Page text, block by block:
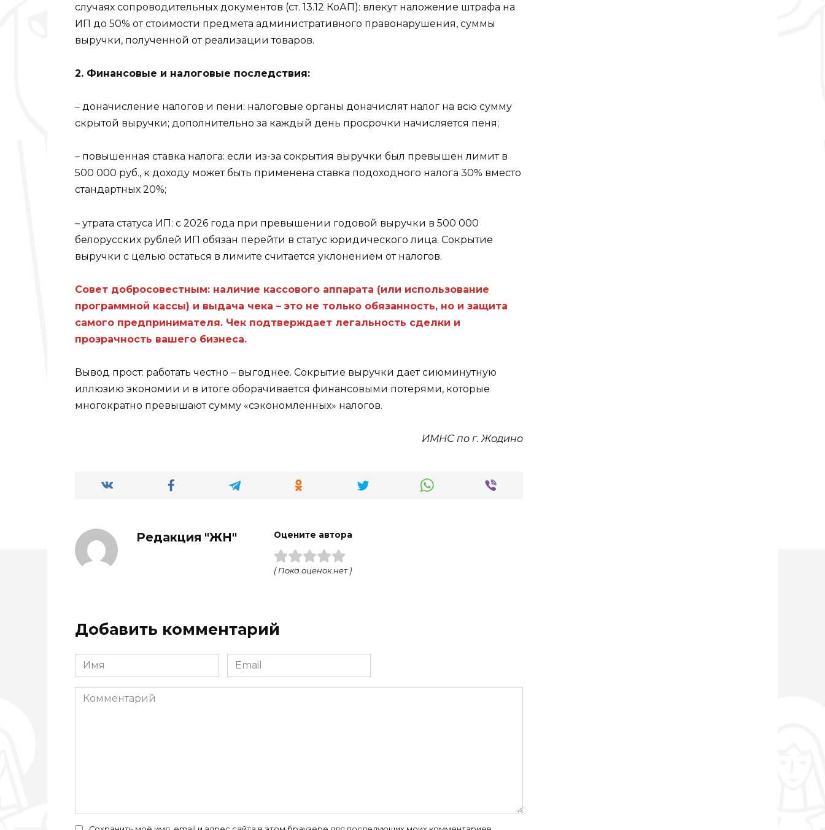
случаях сопроводительных документов (ст. 13.12 КоАП): влекут наложение штрафа на
ИП до 50% от стоимости предмета административного правонарушения, суммы
выручки, полученной от реализации товаров.
2. Финансовые и налоговые последствия:
– доначисление налогов и пени: налоговые органы доначислят налог на всю сумму
скрытой выручки; дополнительно за каждый день просрочки начисляется пеня;
– повышенная ставка налога: если из-за сокрытия выручки был превышен лимит в
500 000 руб., к доходу может быть применена ставка подоходного налога 30% вместо
стандартных 20%;
– утрата статуса ИП: с 2026 года при превышении годовой выручки в 500 000
белорусских рублей ИП обязан перейти в статус юридического лица. Сокрытие
выручки с целью остаться в лимите считается уклонением от налогов.
Совет добросовестным: наличие кассового аппарата (или использование
программной кассы) и выдача чека – это не только обязанность, но и защита
самого предпринимателя. Чек подтверждает легальность сделки и
прозрачность вашего бизнеса.
Вывод прост: работать честно – выгоднее. Сокрытие выручки дает сиюминутную
иллюзию экономии и в итоге оборачивается финансовыми потерями, которые
многократно превышают сумму «сэкономленных» налогов.
ИМНС по г. Жодино
Редакция "ЖН" Оцените автора
( Пока оценок нет )
Добавить комментарий
Имя
*
Email
*
Комментарий